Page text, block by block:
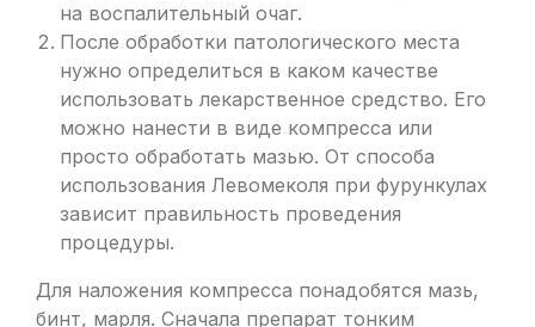
на воспалительный очаг.
После обработки патологического места
нужно определиться в каком качестве
использовать лекарственное средство. Его
можно нанести в виде компресса или
просто обработать мазью. От способа
использования Левомеколя при фурункулах
зависит правильность проведения
процедуры.
Для наложения компресса понадобятся мазь,
бинт, марля. Сначала препарат тонким